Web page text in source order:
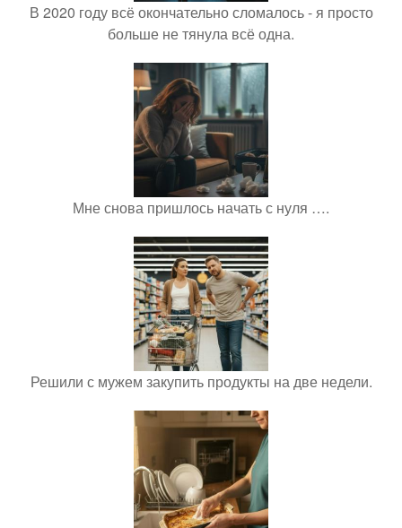
В 2020 году всё окончательно сломалось - я просто
больше не тянула всё одна.
Мне снова пришлось начать с нуля ….
Решили с мужем закупить продукты на две недели.